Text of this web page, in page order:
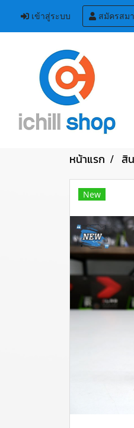
เข้าสู่ระบบ สมัครสม
หน้าแรก สิ
New